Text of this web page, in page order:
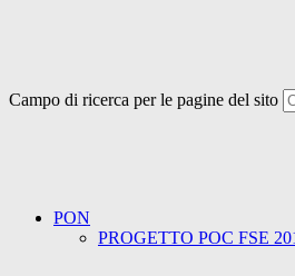
Campo di ricerca per le pagine del sito
PON
PROGETTO POC FSE